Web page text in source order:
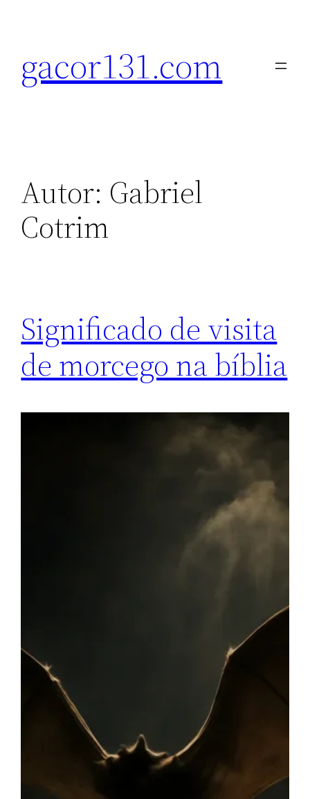
conteúdo
gacor131.com
Autor: Gabriel
Cotrim
Significado de visita
de morcego na bíblia